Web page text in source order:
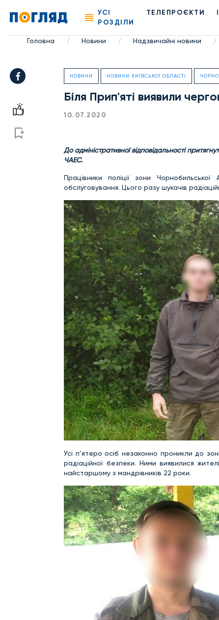
УСІ
РОЗДІЛИ
ТЕЛЕПРОЄКТИ
Головна / Новини / Надзвичайні новини /
НОВИНИ НОВИНИ КИЇВСЬКОЇ ОБЛАСТІ
Біля Прип'яті виявили
10.07.2020
До адміністративної відповідальності
ЧАЕС.
Працівники поліції зони
обслуговування. Цього разу шукачів
Усі п’ятеро осіб незаконно проникли до
радіаційної безпеки. Ними виявилися
найстаршому з мандрівників 22 роки.